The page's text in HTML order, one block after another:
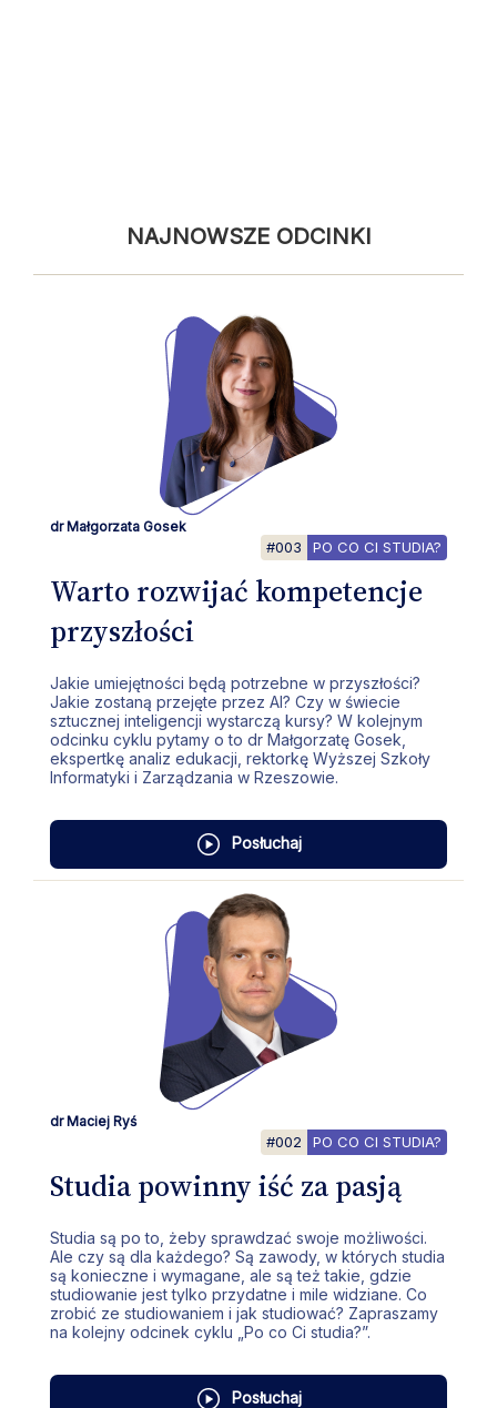
NAJNOWSZE ODCINKI
dr Małgorzata Gosek
PO CO CI STUDIA?
#003
Warto rozwijać kompetencje
przyszłości
Jakie umiejętności będą potrzebne w przyszłości?
Jakie zostaną przejęte przez AI? Czy w świecie
sztucznej inteligencji wystarczą kursy? W kolejnym
odcinku cyklu pytamy o to dr Małgorzatę Gosek,
ekspertkę analiz edukacji, rektorkę Wyższej Szkoły
Informatyki i Zarządzania w Rzeszowie.
Posłuchaj
dr Maciej Ryś
PO CO CI STUDIA?
#002
Studia powinny iść za pasją
Studia są po to, żeby sprawdzać swoje możliwości.
Ale czy są dla każdego? Są zawody, w których studia
są konieczne i wymagane, ale są też takie, gdzie
studiowanie jest tylko przydatne i mile widziane. Co
zrobić ze studiowaniem i jak studiować? Zapraszamy
na kolejny odcinek cyklu „Po co Ci studia?”.
Posłuchaj